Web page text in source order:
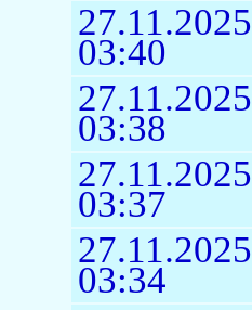
27.11.2025
03:40
27.11.2025
03:38
27.11.2025
03:37
27.11.2025
03:34